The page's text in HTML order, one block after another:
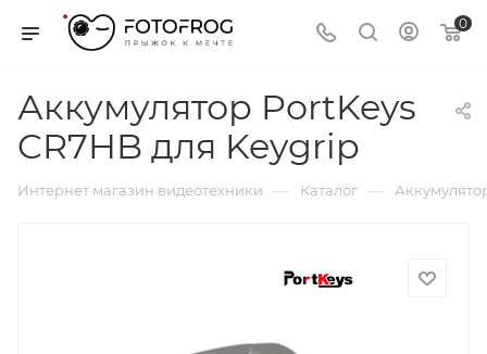
0
Аккумулятор PortKeys
CR7HB для Keygrip
Интернет магазин видеотехники — Каталог —